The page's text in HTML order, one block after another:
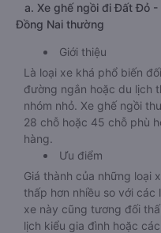
a. Xe ghế ngồi đi Đất Đỏ -
Đồng Nai thường
Giới thiệu
Là loại xe khá phổ biến
đường ngắn hoặc du lịch
nhóm nhỏ. Xe ghế ngồi
28 chỗ hoặc 45 chỗ phù
hàng.
Ưu điểm
Giá thành của những loại
thấp hơn nhiều so với các
xe này cũng tương đối
lịch kiểu gia đình hoặc